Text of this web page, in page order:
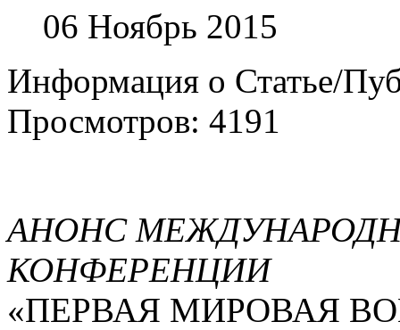
06 Ноябрь 2015
Информация о Статье/
Просмотров: 4191
АНОНС
КОНФЕРЕНЦИИ
«ПЕРВАЯ МИРОВАЯ